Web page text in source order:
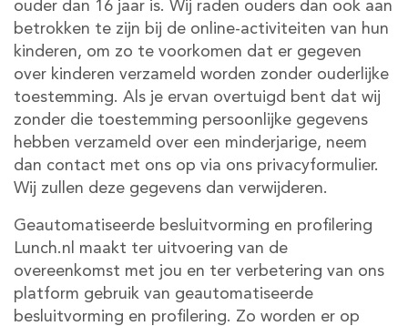
ouder dan 16 jaar is. Wij raden ouders dan ook aan
betrokken te zijn bij de online-activiteiten van hun
kinderen, om zo te voorkomen dat er gegeven
over kinderen verzameld worden zonder ouderlijke
toestemming. Als je ervan overtuigd bent dat wij
zonder die toestemming persoonlijke gegevens
hebben verzameld over een minderjarige, neem
dan contact met ons op via ons privacyformulier.
Wij zullen deze gegevens dan verwijderen.
Geautomatiseerde besluitvorming en profilering
Lunch.nl maakt ter uitvoering van de
overeenkomst met jou en ter verbetering van ons
platform gebruik van geautomatiseerde
besluitvorming en profilering. Zo worden er op